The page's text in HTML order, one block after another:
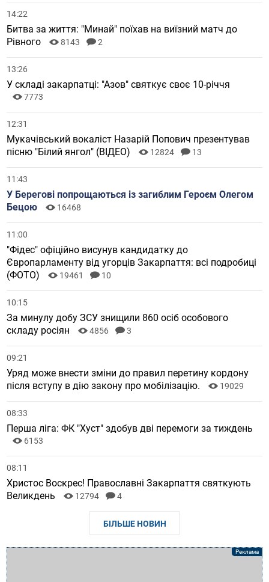
14:22
Битва за життя: "Минай" поїхав на виїзний матч до
Рівного
8143 2
13:26
У складі закарпатці: "Азов" святкує своє 10-річчя
7773
12:31
Мукачівський вокаліст Назарій Попович презентував
пісню "Білий янгол" (ВІДЕО)
12824 13
11:43
У Берегові попрощаються із загиблим Героєм Олегом
Бецою
16468
11:00
"Фідес" офіційно висунув кандидатку до
Європарламенту від угорців Закарпаття: всі подробиці
(ФОТО)
19461 10
10:15
За минулу добу ЗСУ знищили 860 осіб особового
складу росіян
4856 3
09:21
Уряд може внести зміни до правил перетину кордону
після вступу в дію закону про мобілізацію.
19029
08:33
Перша ліга: ФК "Хуст" здобув дві перемоги за тиждень
6153
08:11
Христос Воскрес! Православні Закарпаття святкують
Великдень
12794 4
БІЛЬШЕ НОВИН